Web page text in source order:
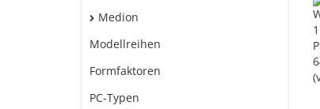
Medion
Modellreihen
Formfaktoren
PC-Typen